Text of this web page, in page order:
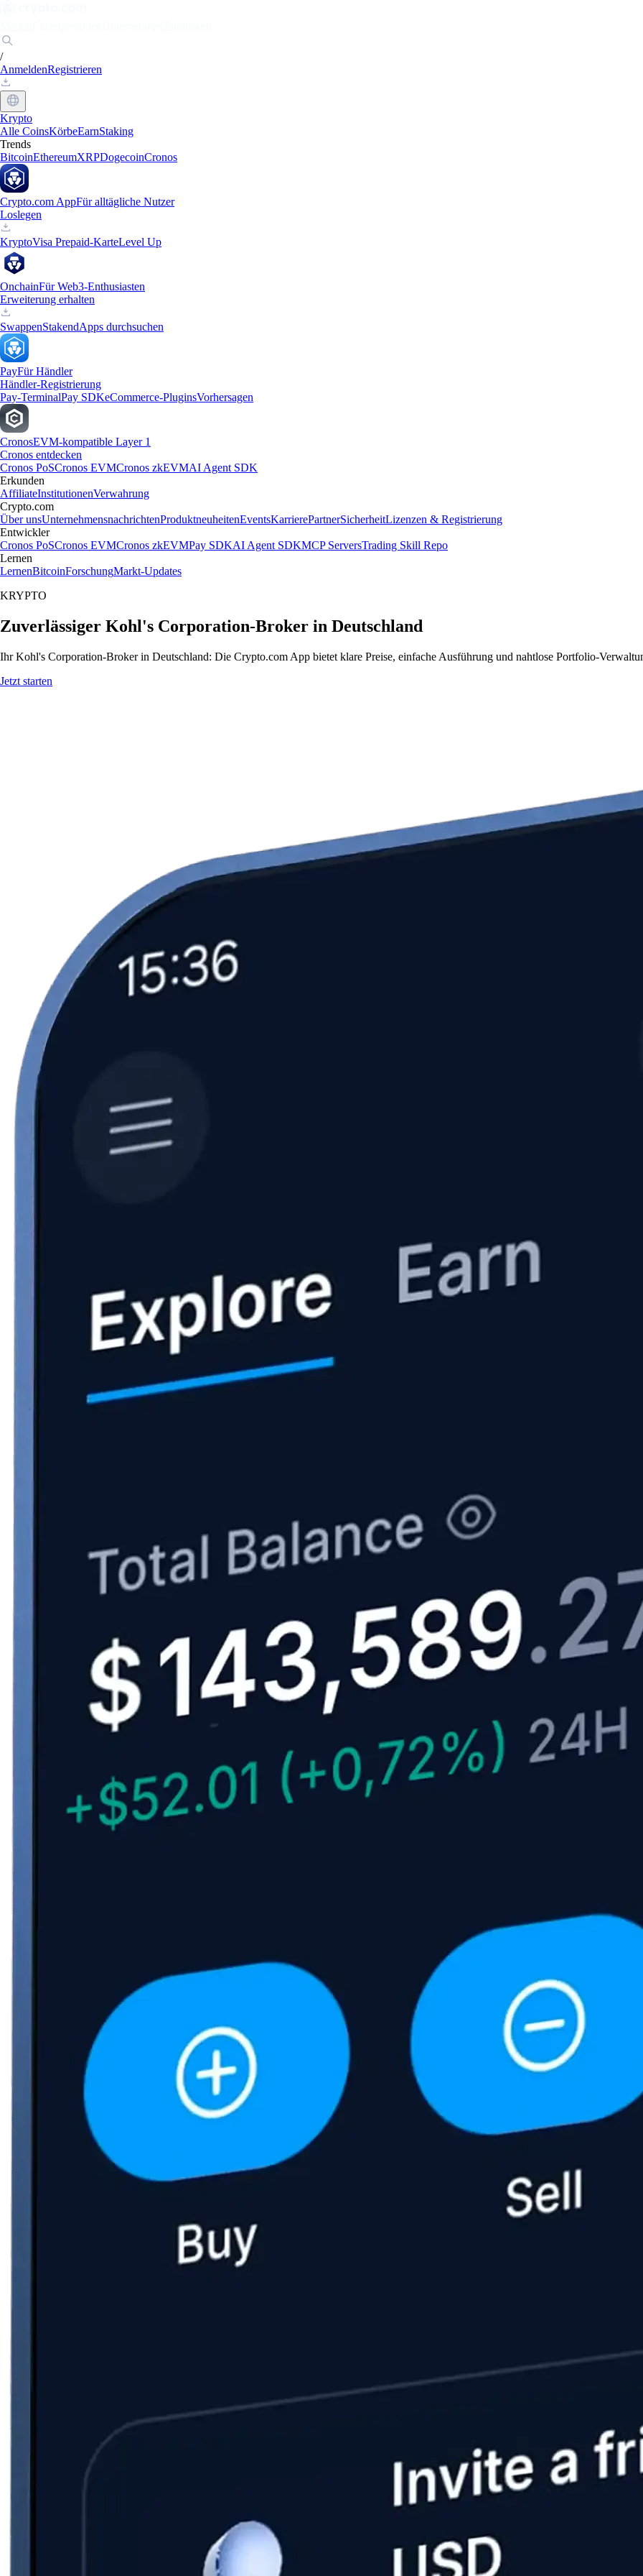
/
AnmeldenRegistrieren
Krypto
Alle CoinsKörbeEarnStaking
Trends
BitcoinEthereumXRPDogecoinCronos
Crypto.com AppFür alltägliche Nutzer
Loslegen
KryptoVisa Prepaid-KarteLevel Up
OnchainFür Web3-Enthusiasten
Erweiterung erhalten
SwappenStakendApps durchsuchen
PayFür Händler
Händler-Registrierung
Pay-TerminalPay SDKeCommerce-PluginsVorhersagen
CronosEVM-kompatible Layer 1
Cronos entdecken
Cronos PoSCronos EVMCronos zkEVMAI Agent SDK
Erkunden
AffiliateInstitutionenVerwahrung
Crypto.com
Über unsUnternehmensnachrichtenProduktneuheitenEventsKarrierePartnerSicherheitLizenzen & Registrierung
Entwickler
Cronos PoSCronos EVMCronos zkEVMPay SDKAI Agent SDKMCP ServersTrading Skill Repo
Lernen
LernenBitcoinForschungMarkt-Updates
KRYPTO
Zuverlässiger Kohl's Corporation-Broker in Deutschland
Ihr Kohl's Corporation-Broker in Deutschland: Die Crypto.com App bietet klare Preise, einfache Ausführung und nahtlose Portfolio-
Jetzt starten